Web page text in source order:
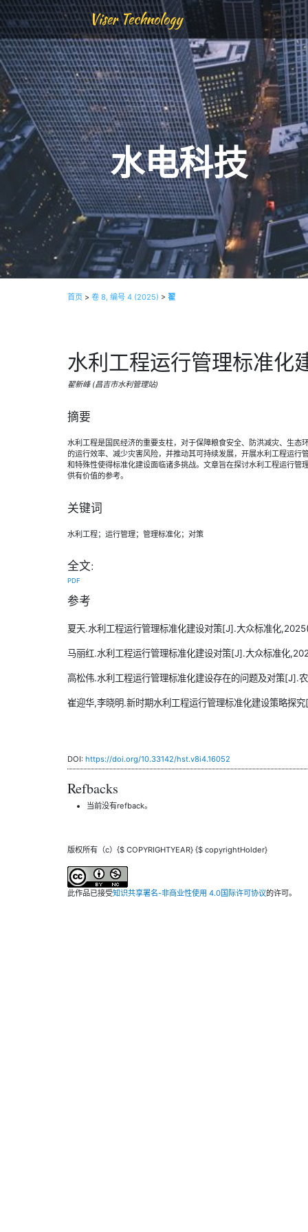
Viser Technology
水电科技
首页 > 卷 8, 编号 4 (2025) > 翟
水利工程运行管理标准化
翟新峰 (昌吉市水利管理站)
摘要
水利工程是国民经济的重要支柱，对于保障粮食安全、防洪减灾、生态
的运行效率、减少灾害风险，并推动其可持续发展，开展水利工程运
和特殊性使得标准化建设面临诸多挑战。文章旨在探讨水利工程运行管
供有价值的参考。
关键词
水利工程；运行管理；管理标准化；对策
全文:
PDF
参考
夏天.水利工程运行管理标准化建设对策[J].大众标准化
马丽红.水利工程运行管理标准化建设对策[J].大众标准化
高松伟.水利工程运行管理标准化建设存在的问题及对策[J].
崔迎华,李晓明.新时期水利工程运行管理标准化建设策略探
DOI: https://doi.org/10.33142/hst.v8i4.16052
Refbacks
当前没有refback。
版权所有（c）{$ COPYRIGHTYEAR} {$ copyrightHolder}
此作品已接受知识共享署名-非商业性使用 4.0国际许可协议的许可。